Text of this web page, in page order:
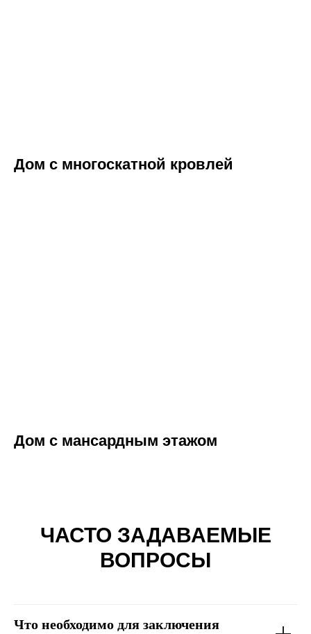
Дом с многоскатной кровлей
Дом с мансардным этажом
ЧАСТО ЗАДАВАЕМЫЕ
ВОПРОСЫ
Что необходимо для заключения